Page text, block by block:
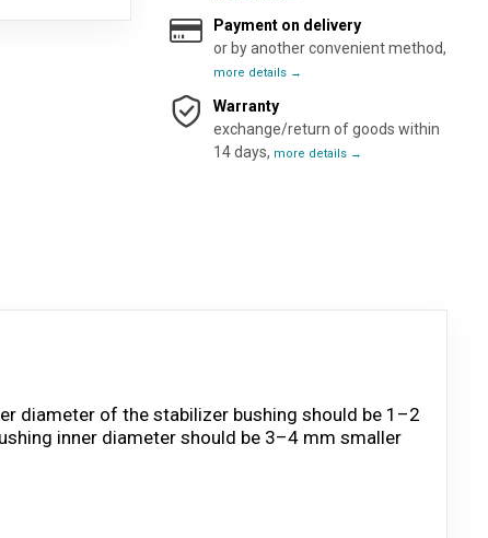
Payment on delivery
or by another convenient method,
more details →
Warranty
exchange/return of goods within
14 days, more details →
diameter of the stabilizer bushing should be 1–2
inner diameter should be 3–4 mm smaller